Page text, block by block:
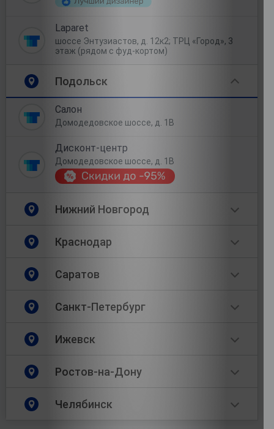
Laparet
шоссе Энтузиастов, д. 12к2; ТРЦ «Город», 3
этаж (рядом с фуд-кортом)
Подольск
Салон
Домодедовское шоссе, д. 1В
Дисконт-центр
Домодедовское шоссе, д. 1В
Нижний Новгород
Краснодар
Саратов
Санкт-Петербург
Ижевск
Ростов-на-Дону
Челябинск